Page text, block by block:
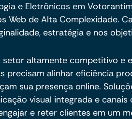
e Eletrônicos em
Web de Alta Complexidade.
estratégia e nos
setor altamente competitivo e
precisam alinhar eficiência
sua presença online.
visual integrada e
e reter clientes em um